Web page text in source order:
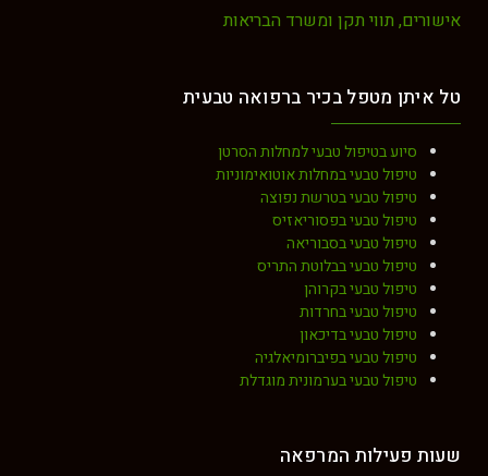
אישורים, תווי תקן ומשרד הבריאות
טל איתן מטפל בכיר ברפואה טבעית
סיוע בטיפול טבעי למחלות הסרטן
טיפול טבעי במחלות אוטואימוניות
טיפול טבעי בטרשת נפוצה
טיפול טבעי בפסוריאזיס
טיפול טבעי בסבוריאה
טיפול טבעי בבלוטת התריס
טיפול טבעי בקרוהן
טיפול טבעי בחרדות
טיפול טבעי בדיכאון
טיפול טבעי בפיברומיאלגיה
טיפול טבעי בערמונית מוגדלת
שעות פעילות המרפאה